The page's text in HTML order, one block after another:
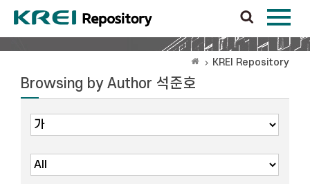
KREI Repository
Browsing by Author 석준호